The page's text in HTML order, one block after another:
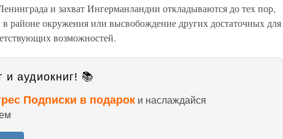
и захват Ингерманландии откладываются до тех пор,
районе окружения или высвобождение других достаточных для
возможностей.
и аудиокниг! 📚
Подписки в подарок и наслаждайся